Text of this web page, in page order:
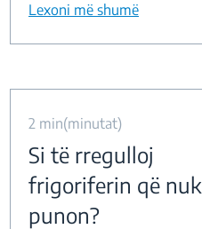
Lexoni më shumë
2 min(minutat)
Si të rregulloj
frigoriferin që nuk
punon?